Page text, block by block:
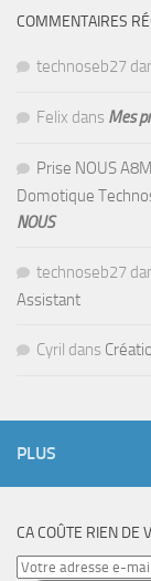
COMMENTAIRES
technoseb27
Felix dans Mes
Prise NOUS
Domotique
NOUS
technoseb27
Assistant
Cyril dans
PLUS
CA COÛTE RIEN DE
Votre